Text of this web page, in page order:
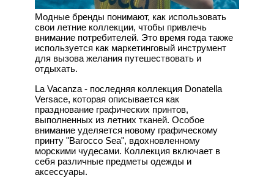
Модные бренды понимают, как использовать
свои летние коллекции, чтобы привлечь
внимание потребителей. Это время года также
используется как маркетинговый инструмент
для вызова желания путешествовать и
отдыхать.
La Vacanza - последняя коллекция Donatella
Versace, которая описывается как
празднование графических принтов,
выполненных из летних тканей. Особое
внимание уделяется новому графическому
принту "Barocco Sea", вдохновленному
морскими чудесами. Коллекция включает в
себя различные предметы одежды и
аксессуары.